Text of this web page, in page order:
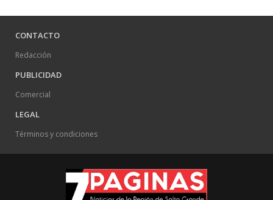
CONTACTO
Redacción
PUBLICIDAD
Comercial
LEGAL
Términos y condiciones